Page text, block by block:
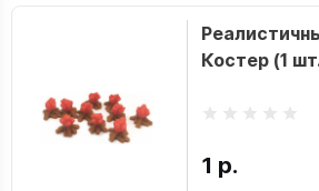
Костер (1
1 р.